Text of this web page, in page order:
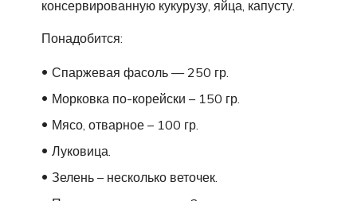
консервированную кукурузу, яйца, капусту.
Понадобится:
Спаржевая фасоль — 250 гр.
Морковка по-корейски – 150 гр.
Мясо, отварное – 100 гр.
Луковица.
Зелень – несколько веточек.